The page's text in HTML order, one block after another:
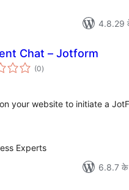
4.8.29 के
Chat – Jotform
(0कुल
दर)
your website to initiate a
Experts
6.8.7 के